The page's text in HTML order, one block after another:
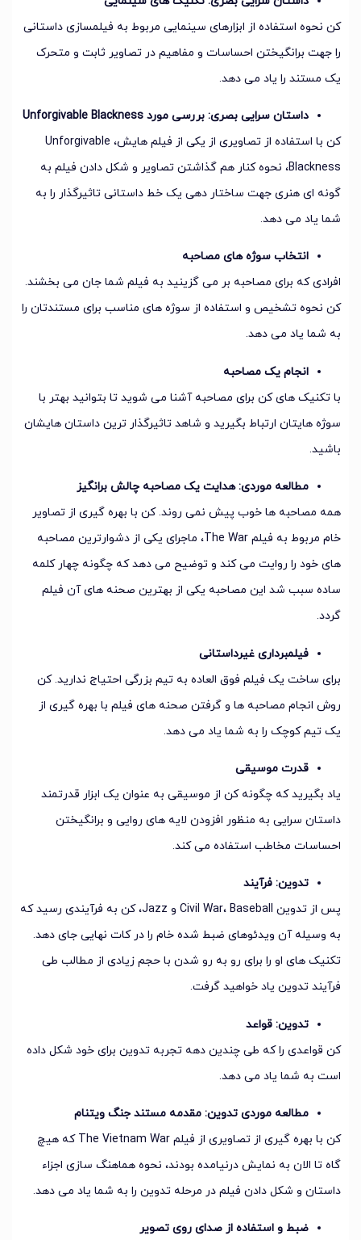
کن نحوه استفاده از ابزارهای سینمایی مربوط به فیلمسازی داستانی
را جهت برانگیختن احساسات و مفاهیم در تصاویر ثابت و متحرک
یک مستند را یاد می دهد.
داستان سرایی بصری: بررسی مورد Unforgivable Blackness
کن با استفاده از تصاویری از یکی از فیلم هایش، Unforgivable
Blackness، نحوه کنار هم گذاشتن تصاویر و شکل دادن فیلم به
گونه ای هنری جهت ساختار دهی یک خط داستانی تاثیرگذار را به
شما یاد می دهد.
انتخاب سوژه های مصاحبه
افرادی که برای مصاحبه بر می گزینید به فیلم شما جان می بخشند.
کن نحوه تشخیص و استفاده از سوژه های مناسب برای مستندتان را
به شما یاد می دهد.
انجام یک مصاحبه
با تکنیک های کن برای مصاحبه آشنا می شوید تا بتوانید بهتر با
سوژه هایتان ارتباط بگیرید و شاهد تاثیرگذار ترین داستان هایشان
باشید.
مطالعه موردی: هدایت یک مصاحبه چالش برانگیز
همه مصاحبه ها خوب پیش نمی روند. کن با بهره گیری از تصاویر
خام مربوط به فیلم The War، ماجرای یکی از دشوارترین مصاحبه
های خود را روایت می کند و توضیح می دهد که چگونه چهار کلمه
ساده سبب شد این مصاحبه یکی از بهترین صحنه های آن فیلم
گردد.
فیلمبرداری غیرداستانی
برای ساخت یک فیلم فوق العاده به تیم بزرگی احتیاج ندارید. کن
روش انجام مصاحبه ها و گرفتن صحنه های فیلم با بهره گیری از
یک تیم کوچک را به شما یاد می دهد.
قدرت موسیقی
یاد بگیرید که چگونه کن از موسیقی به عنوان یک ابزار قدرتمند
داستان سرایی به منظور افزودن لایه های روایی و برانگیختن
احساسات مخاطب استفاده می کند.
تدوین: فرآیند
پس از تدوین Civil War، Baseball و Jazz، کن به فرآیندی رسید که
به وسیله آن ویدئوهای ضبط شده خام را در کات نهایی جای دهد.
تکنیک های او را برای رو به رو شدن با حجم زیادی از مطالب طی
فرآیند تدوین یاد خواهید گرفت.
تدوین: قواعد
کن قواعدی را که طی چندین دهه تجربه تدوین برای خود شکل داده
است به شما یاد می دهد.
مطالعه موردی تدوین: مقدمه مستند جنگ ویتنام
کن با بهره گیری از تصاویری از فیلم The Vietnam War که هیچ
گاه تا الان به نمایش درنیامده بودند، نحوه هماهنگ سازی اجزاء
داستان و شکل دادن فیلم در مرحله تدوین را به شما یاد می دهد.
ضبط و استفاده از صدای روی تصویر